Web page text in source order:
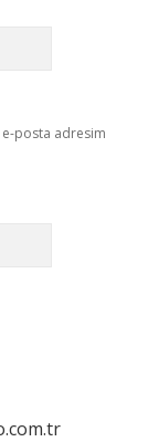
e-posta adresim